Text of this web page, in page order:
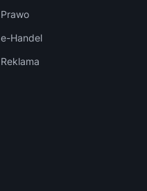
Prawo
e-Handel
Reklama